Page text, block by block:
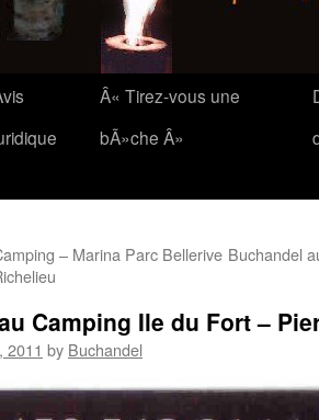
Â« Tirez-vous une
bÃ»che Â»
– Marina Parc Bellerive Buchandel
Camping Ile du Fort –
2011 by Buchandel